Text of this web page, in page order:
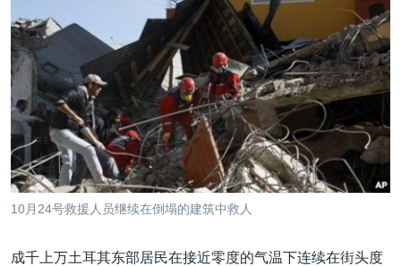
转
导
航
跳
转
到
检
索
最新国际新闻
印太
中东
欧洲
非洲
美洲
分类新闻
经济·金融·贸易
人权·法律·宗教
科教·文娱·体健
军事
劳工
美中关系
热点专题
白宫要闻
国会报道
美中关系
埃博拉疫情
VOA视频
VOA今日焦点
中文广播
10月24号救援人员继续在倒塌的建筑中救人
成千上万土耳其东部居民在接近零度的气温下连续在街头度